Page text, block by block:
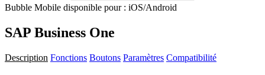
Bubble Mobile disponible pour : iOS/Android
SAP Business One
Description Fonctions Boutons Paramètres Compatibilité